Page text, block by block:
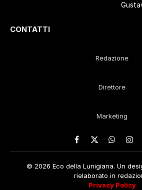
CONTATTI
Redazione
Direttore
Marketing
Facebook
X
© 2026 Eco della Lunigiana. Un
rielaborato in
Privacy Policy